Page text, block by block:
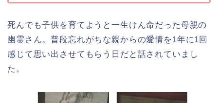
死んでも子供を育てようと一生けん命だった母親の
幽霊さん。普段忘れがちな親からの愛情を1年に1回
感じて思い出させてもらう日だと話されていまし
た。